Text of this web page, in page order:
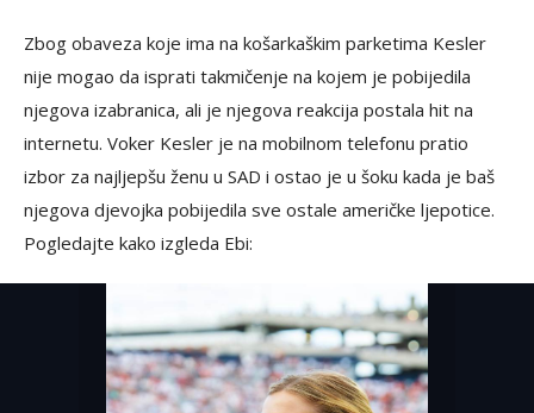
Zbog obaveza koje ima na košarkaškim parketima Kesler
nije mogao da isprati takmičenje na kojem je pobijedila
njegova izabranica, ali je njegova reakcija postala hit na
internetu. Voker Kesler je na mobilnom telefonu pratio
izbor za najljepšu ženu u SAD i ostao je u šoku kada je baš
njegova djevojka pobijedila sve ostale američke ljepotice.
Pogledajte kako izgleda Ebi: